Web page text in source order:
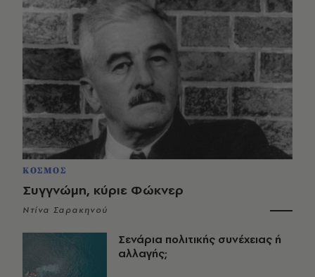
ΚΟΣΜΟΣ
Συγγνώμη, κύριε Φώκνερ
Ντίνα Σαρακηνού
Σενάρια πολιτικής συνέχειας ή
αλλαγής;